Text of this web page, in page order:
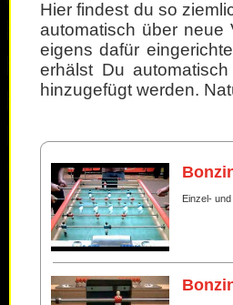
Hier findest du so
automatisch über neue
eigens dafür
erhälst Du
hinzugefügt werden.
Einzel-